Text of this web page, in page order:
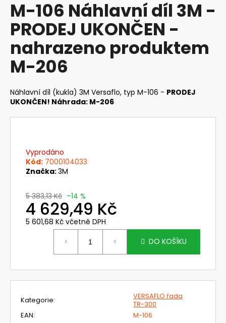
produktu
je
0,0
5
hvězdiček.
M-106 Náhlavní díl 3M -
PRODEJ UKONČEN -
nahrazeno produktem
M-206
Náhlavní díl (kukla) 3M Versaflo, typ M-106 - PRODEJ
UKONČEN! Náhrada: M-206
Vyprodáno
Kód: 7000104033
Značka:3M
5 383,13 Kč –14 %
4 629,49 Kč
5 601,68 Kč včetně DPH
DO KOŠÍKU
Kategorie:
VERSAFLO řada
TR-300
EAN:
M-106
a
j
í
t
?
HLEDAT
m
e
703071